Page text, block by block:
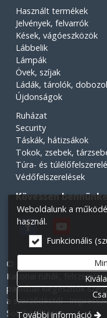
Használt termékek
Jelvények, felvarrók
Kések, vágóeszközök
Lábbelik
Lámpák
Övek, szíjak
Ládák, tárolók,
Újdonságok
Ruházat
Security
Táskák, hátizsákok
Tokok, zsebek,
Túra- és
Védőfelszerelések
Kövessen
© 2026 Minden jog
Katonai ruhák,
paintball kiegészítők
a szerződéstől
Süti beállítások
Weboldalunk a
használ.
Funkcionális
További információ